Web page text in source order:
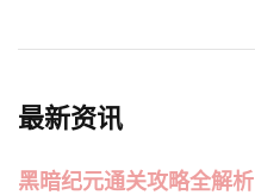
最新资讯
黑暗纪元通关攻略全解析